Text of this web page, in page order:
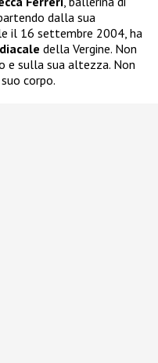
dalla sua
il 16 settembre 2004, ha
della Vergine. Non
e sulla sua altezza. Non
corpo.